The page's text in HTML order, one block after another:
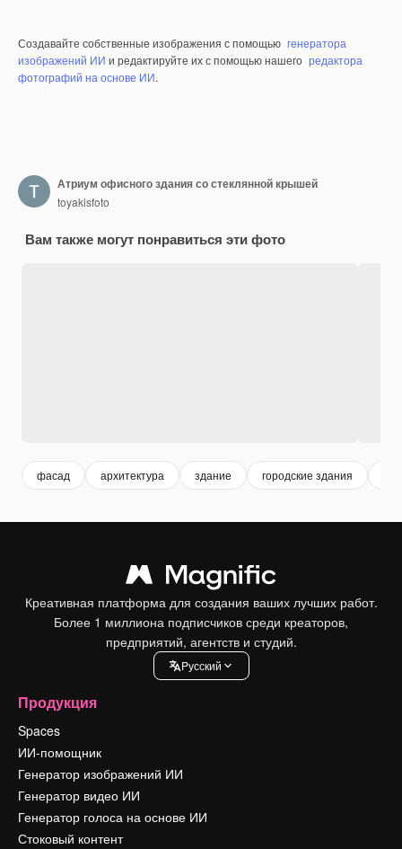
Создавайте собственные изображения с помощью генератора
изображений ИИ и редактируйте их с помощью нашего редактора
фотографий на основе ИИ.
Атриум офисного здания со стеклянной крышей
toyakisfoto
Вам также могут понравиться эти фото
фасад архитектура здание городские здания
Креативная платформа для создания ваших лучших работ.
Более 1 миллиона подписчиков среди креаторов,
предприятий, агентств и студий.
Pусский
Продукция
Spaces
ИИ-помощник
Генератор изображений ИИ
Генератор видео ИИ
Генератор голоса на основе ИИ
Стоковый контент